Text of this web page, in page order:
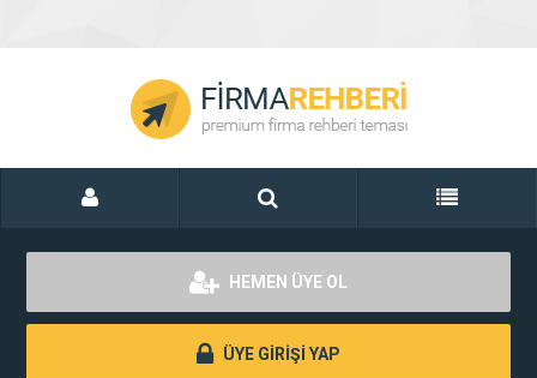
HEMEN ÜYE OL
ÜYE GİRİŞİ YAP